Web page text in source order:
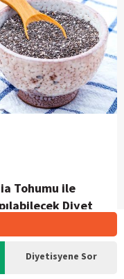
ne güçlendirir? gibi
beslenmesinde
edilenleri
İyi okumalar
Tohumu ile
Diyet
tohumu ile ne
Diyetisyene Sor